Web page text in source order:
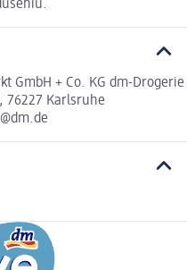
GmbH + Co. KG dm-Drogerie
76227 Karlsruhe